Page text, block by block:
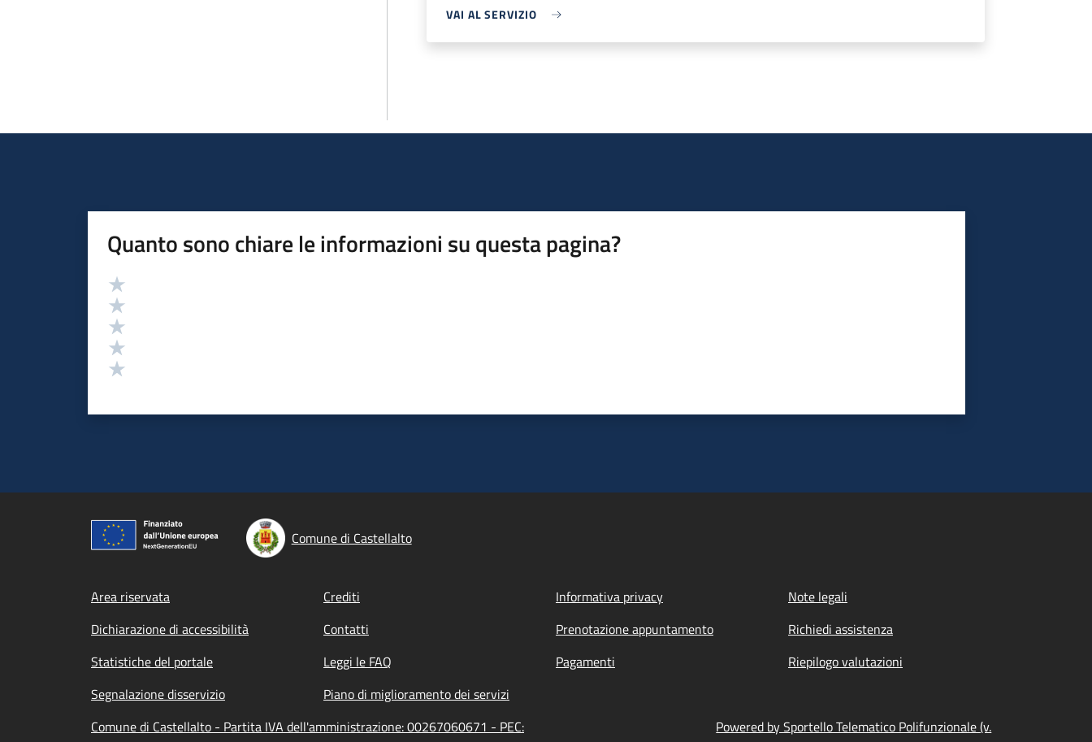
VAI AL SERVIZIO
Quanto sono chiare le informazioni su questa pagina?
Valutazione
Comune di Castellalto
Footer menu
Area riservata Crediti Informativa privacy
Note legali
Dichiarazione di accessibilità
Contatti Prenotazione appuntamento
Richiedi assistenza
Statistiche del portale
Leggi le FAQ Pagamenti
Riepilogo valutazioni
Segnalazione disservizio
Piano di miglioramento dei servizi
Comune di Castellalto - Partita IVA dell'amministrazione: 00267060671 - PEC:
Powered by Sportello Telematico Polifunzionale (v.